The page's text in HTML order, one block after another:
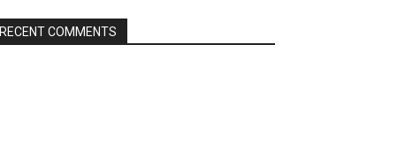
RECENT COMMENTS